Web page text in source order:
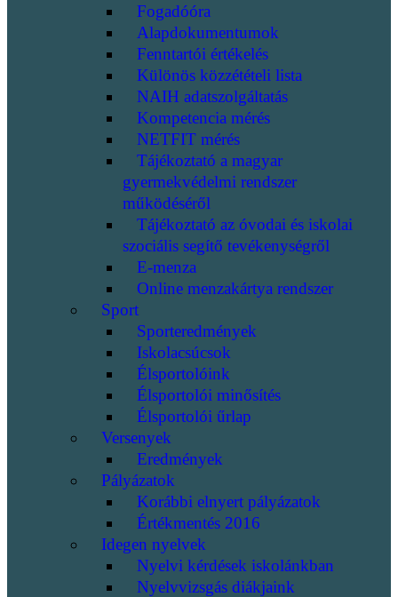
Fogadóóra
Alapdokumentumok
Fenntartói értékelés
Különös közzétételi lista
NAIH adatszolgáltatás
Kompetencia mérés
NETFIT mérés
Tájékoztató a magyar
gyermekvédelmi rendszer
működéséről
Tájékoztató az óvodai és iskolai
szociális segítő tevékenységről
E-menza
Online menzakártya rendszer
Sport
Sporteredmények
Iskolacsúcsok
Élsportolóink
Élsportolói minősítés
Élsportolói űrlap
Versenyek
Eredmények
Pályázatok
Korábbi elnyert pályázatok
Értékmentés 2016
Idegen nyelvek
Nyelvi kérdések iskolánkban
Nyelvvizsgás diákjaink